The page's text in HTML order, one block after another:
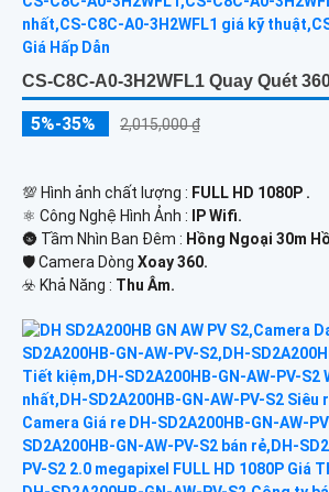
CS-C8C-A0-3H2WFL1 Quay Quét
5%-35% 2,015,000 ₫
💯 Hình ảnh chất lượng : FULL HD 1080P .
⚛️ Công Nghệ Hình Ảnh :
IP Wifi.
🌚 Tầm Nhìn Ban Đêm : Hồng Ngoại 30m
🛡 Camera Dòng Xoay 360.
️☣️ Khả Năng : Thu Âm.